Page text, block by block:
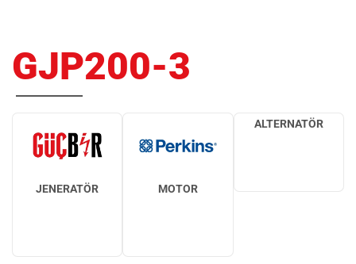
GJP200-3
JENERATÖR MOTOR
ALTERNATÖR